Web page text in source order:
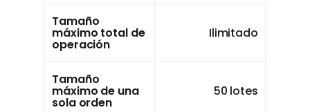
Tamaño
máximo total de
operación
Ilimitado
Tamaño
máximo de una
sola orden
50 lotes